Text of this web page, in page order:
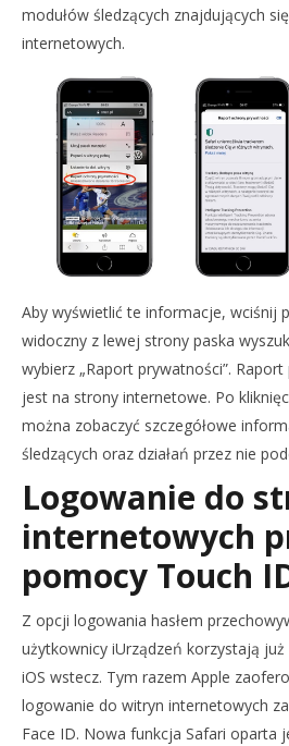
modułów śledzących znajdujących
internetowych.
Aby wyświetlić te informacje, wciśnij
widoczny z lewej strony paska
wybierz „Raport prywatności”.
jest na strony internetowe. Po
można zobaczyć szczegółowe
śledzących oraz działań przez nie
Logowanie do
internetowych
pomocy Touch
Z opcji logowania hasłem
użytkownicy iUrządzeń korzystają
iOS wstecz. Tym razem Apple
logowanie do witryn internetowych
Face ID. Nowa funkcja Safari oparta